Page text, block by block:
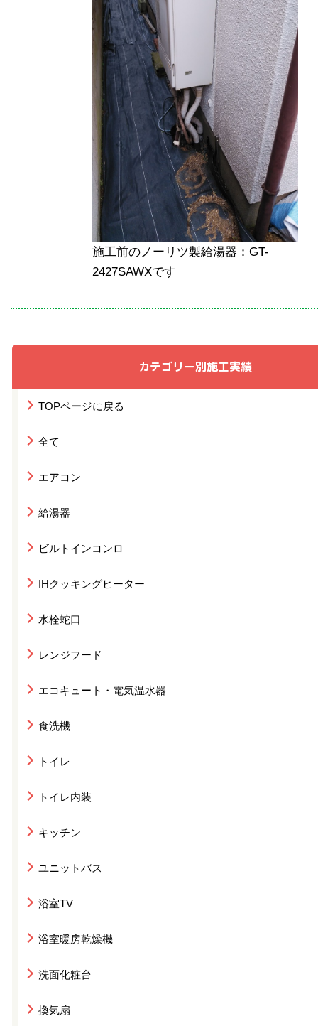
カテゴリー別施工実績
TOPページに戻る
全て
エアコン
給湯器
ビルトインコンロ
IHクッキングヒーター
水栓蛇口
レンジフード
エコキュート・電気温水器
食洗機
トイレ
トイレ内装
キッチン
ユニットバス
浴室TV
浴室暖房乾燥機
洗面化粧台
換気扇
施工前のノーリツ製給湯器：GT-
2427SAWXです